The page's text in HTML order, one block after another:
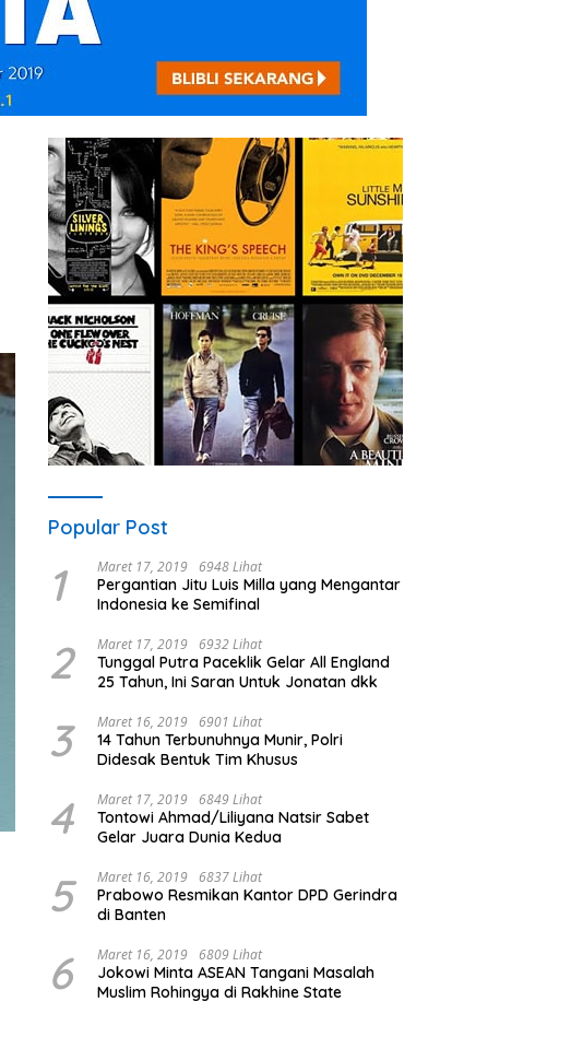
Popular Post
1 Maret 17, 2019 6948 Lihat
Pergantian Jitu Luis Milla yang Mengantar
Indonesia ke Semifinal
2 Maret 17, 2019 6932 Lihat
Tunggal Putra Paceklik Gelar All England
25 Tahun, Ini Saran Untuk Jonatan dkk
3 Maret 16, 2019 6901 Lihat
14 Tahun Terbunuhnya Munir, Polri
Didesak Bentuk Tim Khusus
4 Maret 17, 2019 6849 Lihat
Tontowi Ahmad/Liliyana Natsir Sabet
Gelar Juara Dunia Kedua
5 Maret 16, 2019 6837 Lihat
Prabowo Resmikan Kantor DPD Gerindra
di Banten
6 Maret 16, 2019 6809 Lihat
Jokowi Minta ASEAN Tangani Masalah
Muslim Rohingya di Rakhine State